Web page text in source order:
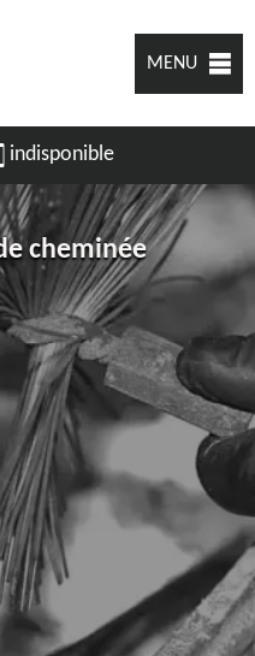
MENU
indisponible
cheminée